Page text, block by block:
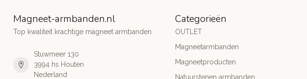
Magneet-armbanden.nl
Top kwaliteit krachtige magneet armbanden
Stuwmeer 130
3994 hs Houten
Nederland
Categorieën
OUTLET
Magneetarmbanden
Magneetproducten
Natuurstenen armbanden